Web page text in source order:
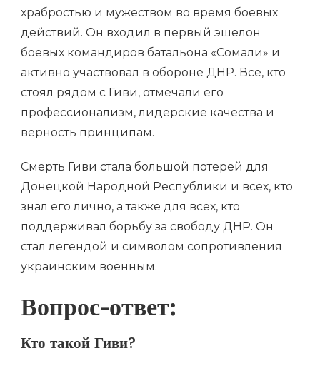
храбростью и мужеством во время боевых
действий. Он входил в первый эшелон
боевых командиров батальона «Сомали» и
активно участвовал в обороне ДНР. Все, кто
стоял рядом с Гиви, отмечали его
профессионализм, лидерские качества и
верность принципам.
Смерть Гиви стала большой потерей для
Донецкой Народной Республики и всех, кто
знал его лично, а также для всех, кто
поддерживал борьбу за свободу ДНР. Он
стал легендой и символом сопротивления
украинским военным.
Вопрос-ответ:
Кто такой Гиви?